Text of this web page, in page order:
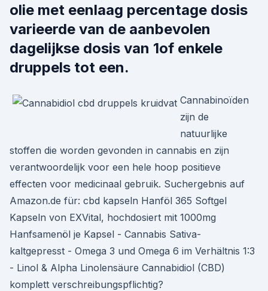
olie met eenlaag percentage dosis
varieerde van de aanbevolen
dagelijkse dosis van 1of enkele
druppels tot een.
Cannabinoïden
zijn de
natuurlijke
stoffen die worden gevonden in cannabis en zijn
verantwoordelijk voor een hele hoop positieve
effecten voor medicinaal gebruik. Suchergebnis auf
Amazon.de für: cbd kapseln Hanföl 365 Softgel
Kapseln von EXVital, hochdosiert mit 1000mg
Hanfsamenöl je Kapsel - Cannabis Sativa-
kaltgepresst - Omega 3 und Omega 6 im Verhältnis 1:3
- Linol & Alpha Linolensäure Cannabidiol (CBD)
komplett verschreibungspflichtig?